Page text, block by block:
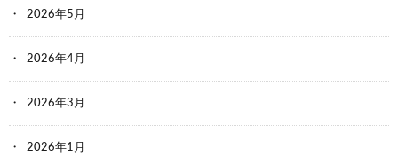
2026年5月
2026年4月
2026年3月
2026年1月